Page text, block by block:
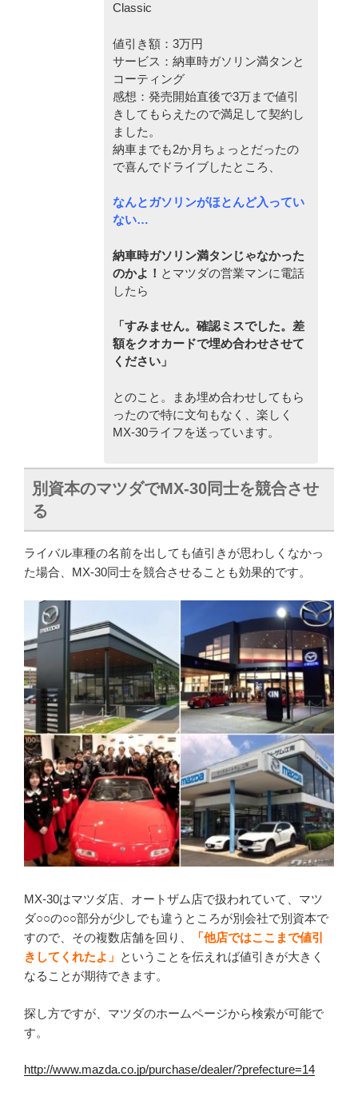
Classic
値引き額：3万円
サービス：納車時ガソリン満タンと
コーティング
感想：発売開始直後で3万まで値引
きしてもらえたので満足して契約し
ました。
納車までも2か月ちょっとだったの
で喜んでドライブしたところ、
なんとガソリンがほとんど入ってい
ない…
納車時ガソリン満タンじゃなかった
のかよ！ とマツダの営業マンに電話
したら
「すみません。確認ミスでした。差
額をクオカードで埋め合わせさせて
ください」
とのこと。まあ埋め合わせしてもら
ったので特に文句もなく、楽しく
MX-30ライフを送っています。
別資本のマツダでMX-30同士を競合させ
る
ライバル車種の名前を出しても値引きが思わしくなかっ
た場合、MX-30同士を競合させることも効果的です。
MX-30はマツダ店、オートザム店で扱われていて、マツ
ダ○○の○○部分が少しでも違うところが別会社で別資本で
すので、その複数店舗を回り、
「他店ではここまで値引
きしてくれたよ」 ということを伝えれば値引きが大きく
なることが期待できます。
探し方ですが、マツダのホームページから検索が可能で
す。
http://www.mazda.co.jp/purchase/dealer/?prefecture=14